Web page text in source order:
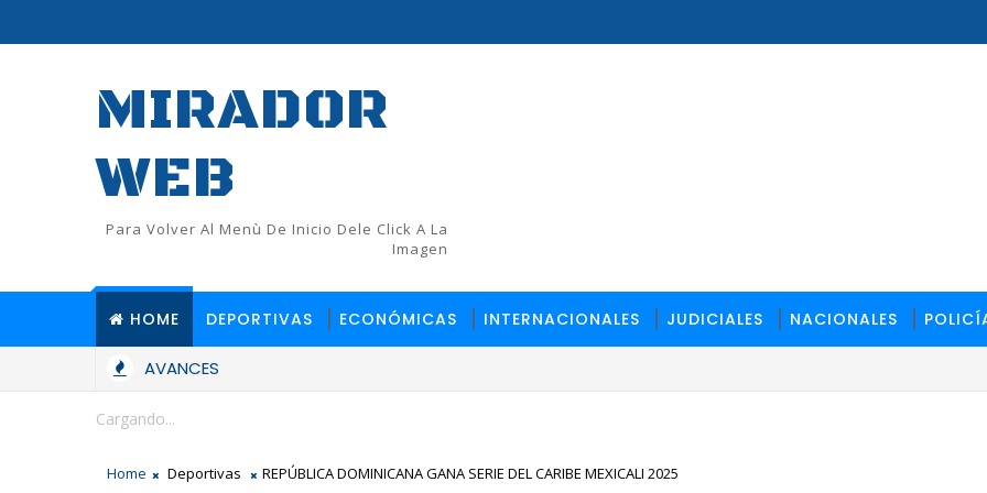
MIRADOR
WEB
Para Volver Al Menù De Inicio Dele Click A La
Imagen
HOME DEPORTIVAS ECONÓMICAS INTERNACIONALES JUDICIALES NACIONALES
AVANCES
Cargando...
Home Deportivas REPÚBLICA DOMINICANA GANA SERIE DEL CARIBE MEXICALI 2025